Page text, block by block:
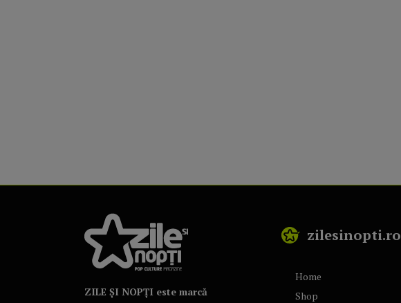
ZILE ȘI NOPȚI este marcă
zilesinopti.ro
Home
Shop